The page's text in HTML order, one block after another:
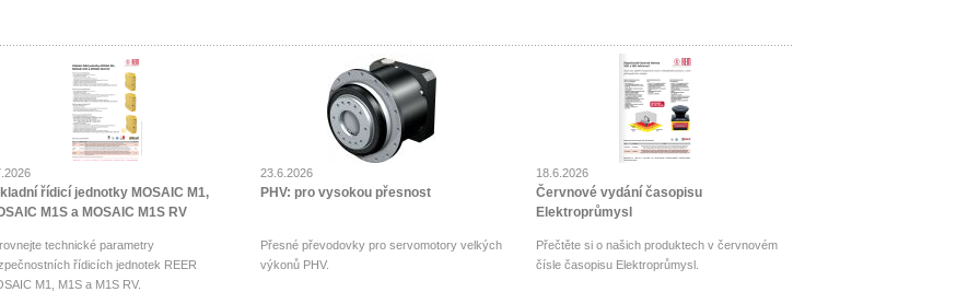
řídicí jednotky MOSAIC M1,
M1S a MOSAIC M1S RV
technické parametry
řídicích jednotek REER
M1, M1S a M1S RV.
23.6.2026
PHV: pro vysokou přesnost
Přesné převodovky pro servomotory velkých
výkonů PHV.
18.6.2026
Červnové vydání časopisu
Elektroprůmysl
Přečtěte si o našich produktech v červnovém
čísle časopisu Elektroprůmysl.